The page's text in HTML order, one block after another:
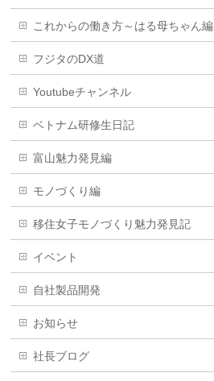
これからの働き方～はる母ちゃん編
フジタのDX道
Youtubeチャンネル
ベトナム研修生日記
富山魅力発見編
モノづくり編
移住女子モノづくり魅力発見記
イベント
自社製品開発
お知らせ
社長ブログ